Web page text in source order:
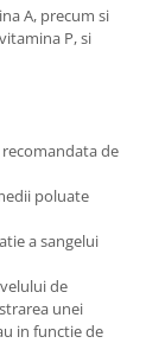
A, precum si
P, si
recomandata de
poluate
a sangelui
de
unei
in functie de